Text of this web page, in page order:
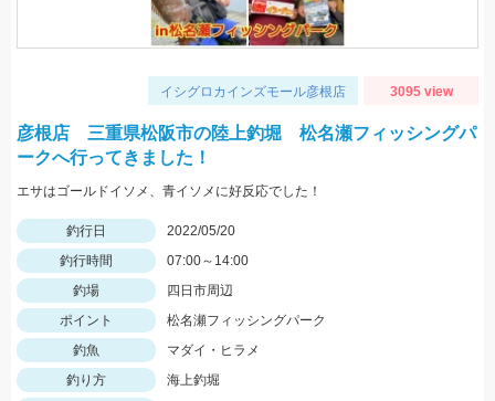
イシグロカインズモール彦根店 3095 view
彦根店 三重県松阪市の陸上釣堀 松名瀬フィッシングパ
ークへ行ってきました！
エサはゴールドイソメ、青イソメに好反応でした！
釣行日
2022/05/20
釣行時間
07:00～14:00
釣場
四日市周辺
ポイント
松名瀬フィッシングパーク
釣魚
マダイ・ヒラメ
釣り方
海上釣堀